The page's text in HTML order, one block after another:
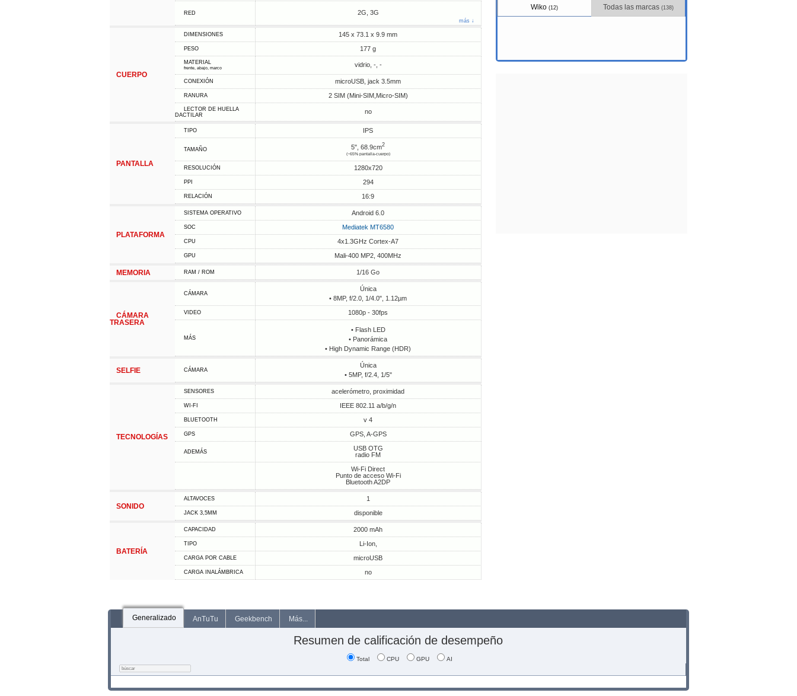
RED 2G, 3G
más ↓
CUERPO
DIMENSIONES 145 x 73.1 x 9.9 mm
PESO 177 g
MATERIAL
frente, abajo, marco vidrio, -, -
CONEXIÓN microUSB, jack 3.5mm
RANURA 2 SIM (Mini-SIM,Micro-SIM)
LECTOR DE HUELLA
DACTILAR
no
PANTALLA
TIPO IPS
TAMAÑO 5", 68.9cm2
(~65% pantalla-cuerpo)
RESOLUCIÓN 1280x720
PPI 294
RELACIÓN 16:9
PLATAFORMA
SISTEMA OPERATIVO Android 6.0
SOC Mediatek MT6580
CPU 4x1.3GHz Cortex-A7
GPU Mali-400 MP2, 400MHz
MEMORIA RAM / ROM 1/16 Go
CÁMARA
TRASERA
CÁMARA
Única
• 8MP, f/2.0, 1/4.0", 1.12µm
VIDEO 1080p - 30fps
MÁS
• Flash LED
• Panorámica
• High Dynamic Range (HDR)
SELFIE CÁMARA
Única
• 5MP, f/2.4, 1/5"
TECNOLOGÍAS
SENSORES acelerómetro, proximidad
WI-FI IEEE 802.11 a/b/g/n
BLUETOOTH v 4
GPS GPS, A-GPS
ADEMÁS
USB OTG
radio FM
Wi-Fi Direct
Punto de acceso Wi-Fi
Bluetooth A2DP
SONIDO
ALTAVOCES 1
JACK 3,5MM disponible
BATERÍA
CAPACIDAD 2000 mAh
TIPO Li-Ion,
CARGA POR CABLE microUSB
CARGA INALÁMBRICA no
Wiko(12) Todas las marcas (138)
Generalizado AnTuTu Geekbench Más...
Resumen de calificación de desempeño
Total CPU GPU AI